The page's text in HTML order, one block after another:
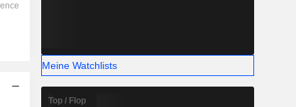
39,17
Meine Watchlists
Top / Flop